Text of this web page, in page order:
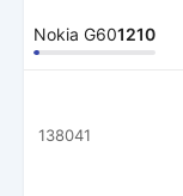
Nokia G601210
138041